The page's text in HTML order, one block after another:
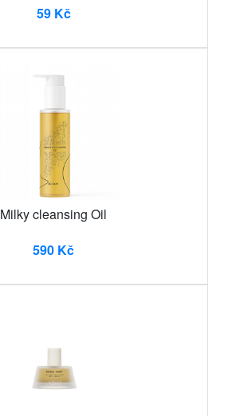
59 Kč
Milky cleansing Oil
590 Kč